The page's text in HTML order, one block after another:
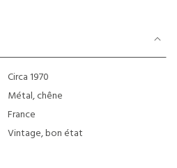
Circa 1970
Métal, chêne
France
Vintage, bon état